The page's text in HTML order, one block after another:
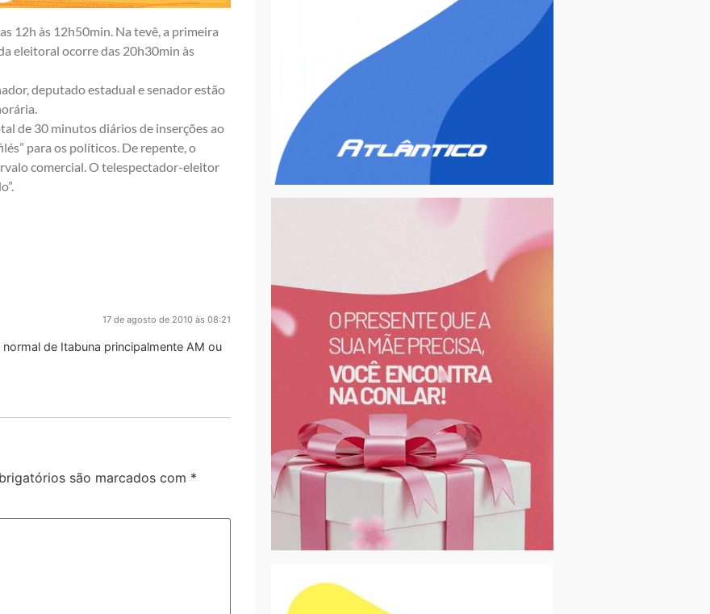
12h às 12h50min. Na tevê, a primeira
eleitoral ocorre das 20h30min às
deputado estadual e senador estão
de 30 minutos diários de inserções ao
para os políticos. De repente, o
comercial. O telespectador-eleitor
17 de agosto de 2010 às 08:21
de Itabuna principalmente AM ou
são marcados com *